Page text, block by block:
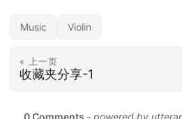
Music Violin
« 上一页
收藏夹分享-1